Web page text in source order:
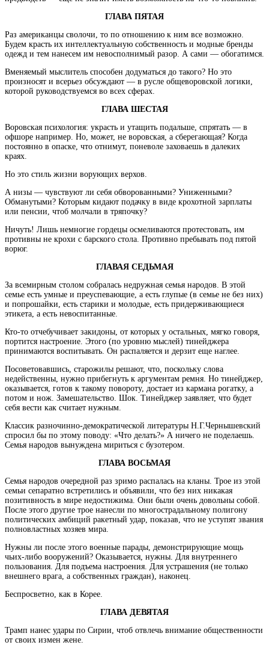
ГЛАВА ПЯТАЯ
Раз американцы сволочи, то по отношению к ним все возможно.
Будем красть их интеллектуальную собственность и модные бренды
одежд и тем нанесем им невосполнимый разор. А сами — обогатимся.
Вменяемый мыслитель способен додуматься до такого? Но это
произносят и всерьез обсуждают — в русле общеворовской логики,
которой руководствуемся во всех сферах.
ГЛАВА ШЕСТАЯ
Воровская психология: украсть и утащить подальше, спрятать — в
офшоре например. Но, может, не воровская, а сберегающая? Когда
постоянно в опаске, что отнимут, поневоле заховаешь в далеких
краях.
Но это стиль жизни ворующих верхов.
А низы — чувствуют ли себя обворованными? Униженными?
Обманутыми? Которым кидают подачку в виде крохотной зарплаты
или пенсии, чтоб молчали в тряпочку?
Ничуть! Лишь немногие гордецы осмеливаются протестовать, им
противны не крохи с барского стола. Противно пребывать под пятой
ворюг.
ГЛАВАЯ СЕДЬМАЯ
За всемирным столом собралась недружная семья народов. В этой
семье есть умные и преуспевающие, а есть глупые (в семье не без них)
и попрошайки, есть старики и молодые, есть придерживающиеся
этикета, а есть невоспитанные.
Кто-то отчебучивает закидоны, от которых у остальных, мягко говоря,
портится настроение. Этого (по уровню мыслей) тинейджера
принимаются воспитывать. Он распаляется и дерзит еще наглее.
Посоветовавшись, старожилы решают, что, поскольку слова
недейственны, нужно прибегнуть к аргументам ремня. Но тинейджер,
оказывается, готов к такому повороту, достает из кармана рогатку, а
потом и нож. Замешательство. Шок. Тинейджер заявляет, что будет
себя вести как считает нужным.
Классик разночинно-демократической литературы Н.Г.Чернышевский
спросил бы по этому поводу: «Что делать?» А ничего не поделаешь.
Семья народов вынуждена мириться с бузотером.
ГЛАВА ВОСЬМАЯ
Семья народов очередной раз зримо распалась на кланы. Трое из этой
семьи сепаратно встретились и объявили, что без них никакая
позитивность в мире недостижима. Они были очень довольны собой.
После этого другие трое нанесли по многострадальному полигону
политических амбиций ракетный удар, показав, что не уступят звания
полновластных хозяев мира.
Нужны ли после этого военные парады, демонстрирующие мощь
чьих-либо вооружений? Оказывается, нужны. Для внутреннего
пользования. Для подъема настроения. Для устрашения (не только
внешнего врага, а собственных граждан), наконец.
Беспросветно, как в Корее.
ГЛАВА ДЕВЯТАЯ
Трамп нанес удары по Сирии, чтоб отвлечь внимание общественности
от своих измен жене.